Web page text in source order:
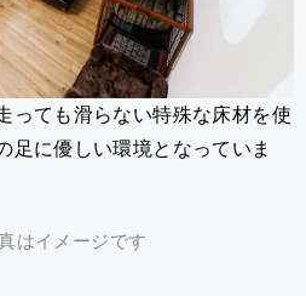
っても滑らない特殊な床材を使
足に優しい環境となっていま
はイメージです